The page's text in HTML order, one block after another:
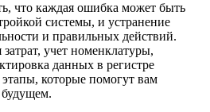
что каждая ошибка может быть
системы, и устранение
и правильных действий.
учет номенклатуры,
данных в регистре
которые помогут вам